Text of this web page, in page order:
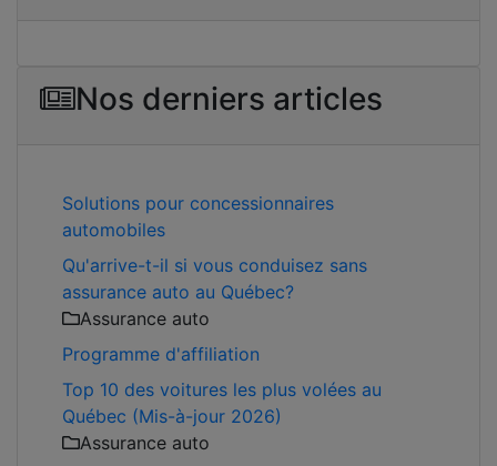
Nos derniers articles
Solutions pour concessionnaires
automobiles
Qu'arrive-t-il si vous conduisez sans
assurance auto au Québec?
Assurance auto
Programme d'affiliation
Top 10 des voitures les plus volées au
Québec (Mis-à-jour 2026)
Assurance auto